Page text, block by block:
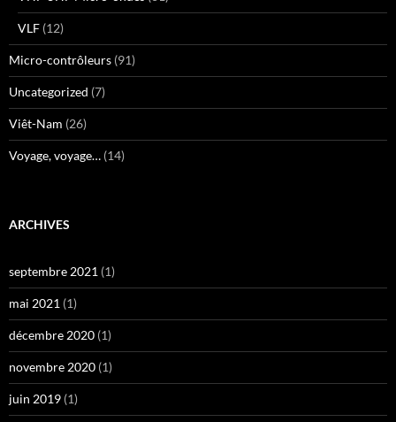
VLF (12)
Micro-contrôleurs (91)
Uncategorized (7)
Viêt-Nam (26)
Voyage, voyage… (14)
ARCHIVES
septembre 2021 (1)
mai 2021 (1)
décembre 2020 (1)
novembre 2020 (1)
juin 2019 (1)